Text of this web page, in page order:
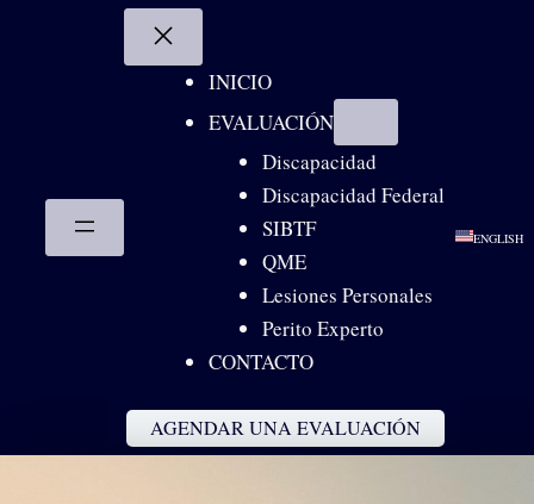
INICIO
EVALUACIÓN
Discapacidad
Discapacidad Federal
SIBTF
QME
Lesiones Personales
Perito Experto
CONTACTO
AGENDAR UNA EVALUACIÓN
ENGLISH